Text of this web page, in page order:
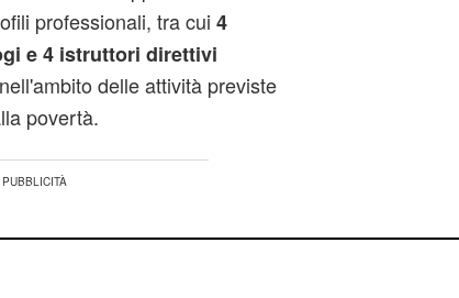
professionali, tra cui 4
e 4 istruttori direttivi
delle attività previste
povertà.